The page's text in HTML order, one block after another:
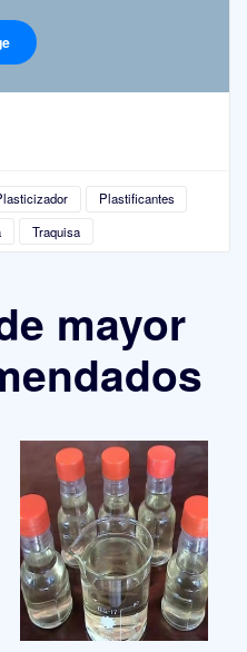
Plastificantes
Traquisa
mayor